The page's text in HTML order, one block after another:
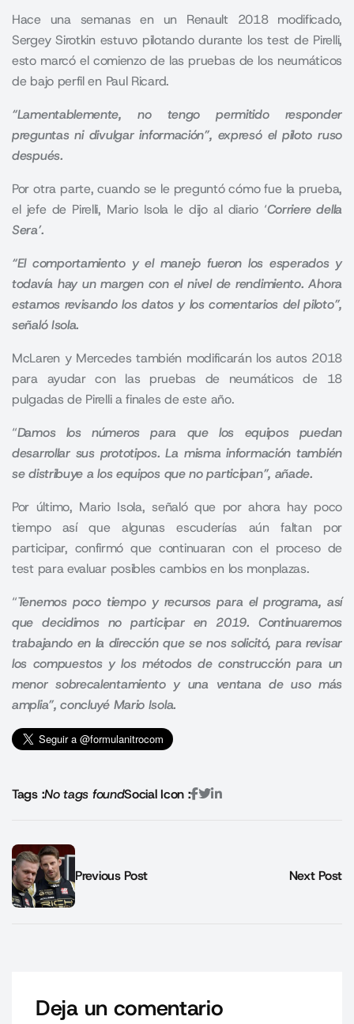
Hace una semanas en un Renault 2018 modificado,
Sergey Sirotkin estuvo pilotando durante los test de Pirelli,
esto marcó el comienzo de las pruebas de los neumáticos
de bajo perfil en Paul Ricard.
“Lamentablemente, no tengo permitido responder
preguntas ni divulgar información”, expresó el piloto ruso
después.
Por otra parte, cuando se le preguntó cómo fue la prueba,
el jefe de Pirelli, Mario Isola le dijo al diario ‘Corriere della
Sera’.
“El comportamiento y el manejo fueron los esperados y
todavía hay un margen con el nivel de rendimiento. Ahora
estamos revisando los datos y los comentarios del piloto”,
señaló Isola.
McLaren y Mercedes también modificarán los autos 2018
para ayudar con las pruebas de neumáticos de 18
pulgadas de Pirelli a finales de este año.
“Damos los números para que los equipos puedan
desarrollar sus prototipos. La misma información también
se distribuye a los equipos que no participan”, añade.
Por último, Mario Isola, señaló que por ahora hay poco
tiempo así que algunas escuderías aún faltan por
participar, confirmó que continuaran con el proceso de
test para evaluar posibles cambios en los monplazas.
“Tenemos poco tiempo y recursos para el programa, así
que decidimos no participar en 2019. Continuaremos
trabajando en la dirección que se nos solicitó, para revisar
los compuestos y los métodos de construcción para un
menor sobrecalentamiento y una ventana de uso más
amplia”, concluyé Mario Isola.
Tags :No tags foundSocial Icon :
Previous Post Next Post
Deja un comentario